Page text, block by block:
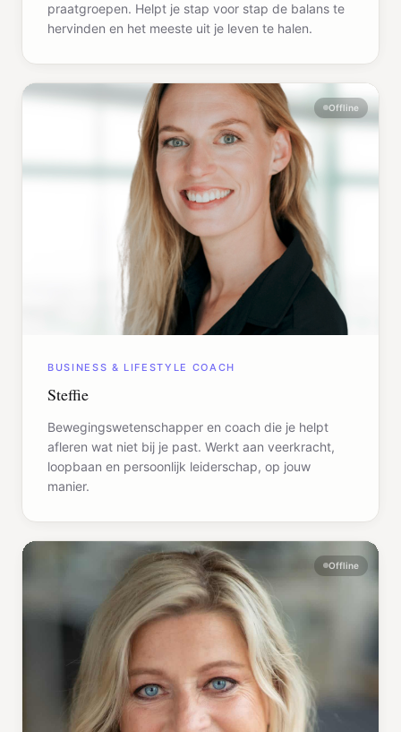
praatgroepen. Helpt je stap voor stap de balans te
hervinden en het meeste uit je leven te halen.
Offline
BUSINESS & LIFESTYLE COACH
Steffie
Bewegingswetenschapper en coach die je helpt
afleren wat niet bij je past. Werkt aan veerkracht,
loopbaan en persoonlijk leiderschap, op jouw
manier.
Offline